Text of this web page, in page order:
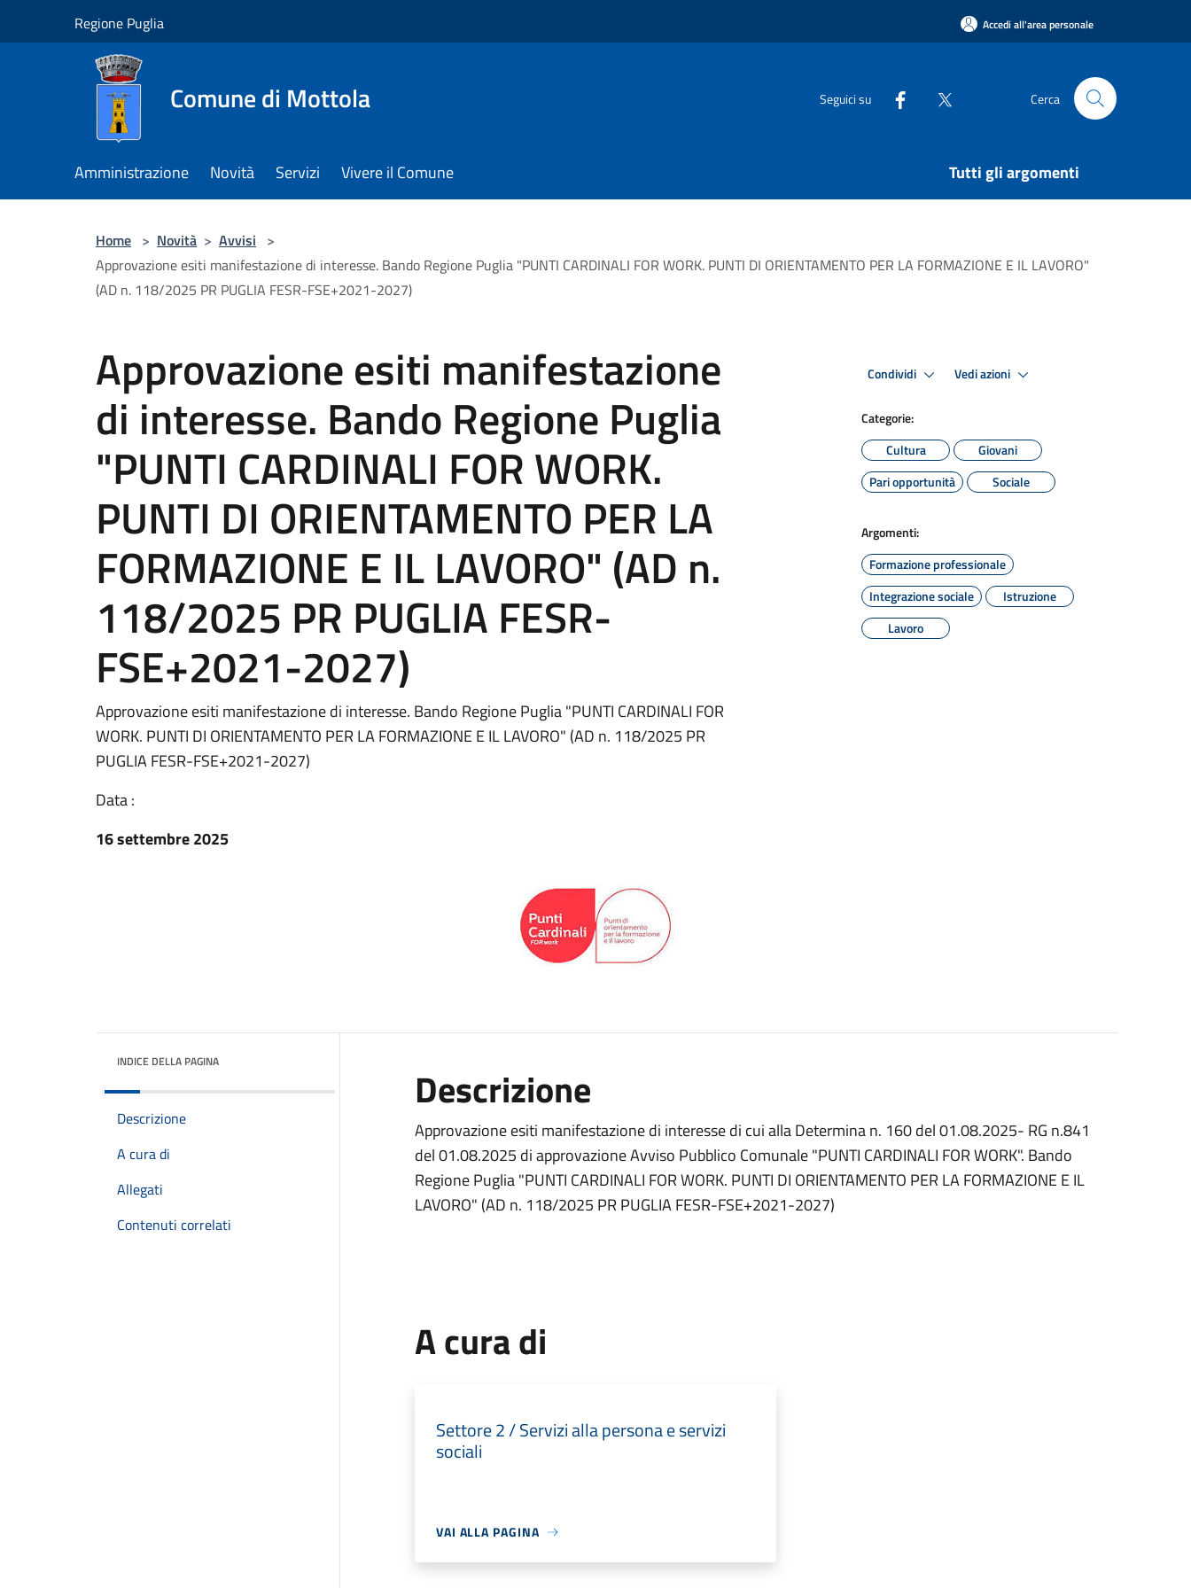
Regione Puglia Accedi all'area personale
Comune di Mottola Seguici su Cerca
Amministrazione Novità Servizi Vivere il Comune Tutti gli argomenti
Home > Novità > Avvisi >
Approvazione esiti manifestazione di interesse. Bando Regione Puglia "PUNTI CARDINALI FOR WORK. PUNTI DI ORIENTAMENTO PER LA FORMAZIONE E IL LAVORO"
(AD n. 118/2025 PR PUGLIA FESR-FSE+2021-2027)
Approvazione esiti manifestazione
di interesse. Bando Regione Puglia
"PUNTI CARDINALI FOR WORK.
PUNTI DI ORIENTAMENTO PER LA
FORMAZIONE E IL LAVORO" (AD n.
118/2025 PR PUGLIA FESR-
FSE+2021-2027)
Approvazione esiti manifestazione di interesse. Bando Regione Puglia "PUNTI CARDINALI FOR
WORK. PUNTI DI ORIENTAMENTO PER LA FORMAZIONE E IL LAVORO" (AD n. 118/2025 PR
PUGLIA FESR-FSE+2021-2027)
Data :
16 settembre 2025
Condividi Vedi azioni
Categorie:
Cultura
Giovani
Pari opportunità
Sociale
Argomenti:
Formazione professionale
Integrazione sociale
Istruzione
Lavoro
INDICE DELLA PAGINA
Descrizione
A cura di
Allegati
Contenuti correlati
Descrizione
Approvazione esiti manifestazione di interesse di cui alla Determina n. 160 del 01.08.2025- RG n.841
del 01.08.2025 di approvazione Avviso Pubblico Comunale "PUNTI CARDINALI FOR WORK". Bando
Regione Puglia "PUNTI CARDINALI FOR WORK. PUNTI DI ORIENTAMENTO PER LA FORMAZIONE E IL
LAVORO" (AD n. 118/2025 PR PUGLIA FESR-FSE+2021-2027)
A cura di
Settore 2 / Servizi alla persona e servizi
sociali
VAI ALLA PAGINA